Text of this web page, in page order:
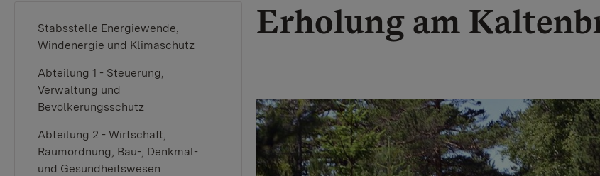
Stabsstelle Energiewende,
Windenergie und Klimaschutz
Abteilung 1 - Steuerung,
Verwaltung und
Bevölkerungsschutz
Abteilung 2 - Wirtschaft,
Raumordnung, Bau-, Denkmal-
und Gesundheitswesen
Erholung am